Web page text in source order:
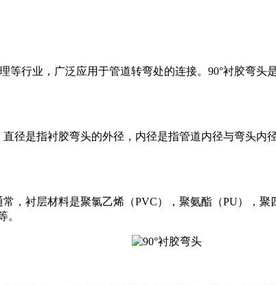
等行业，广泛应用于管道转弯处的连接。90°衬胶弯
径是指衬胶弯头的外径，内径是指管道内径与弯头
，衬层材料是聚氯乙烯（PVC），聚氨酯（PU），
。